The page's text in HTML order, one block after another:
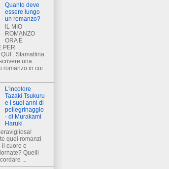
Quanto deve
essere lungo
un romanzo?
IL MIO
ROMANZO
ORA È
PER
. Stamattina
una
romanzo in cui
L'incolore
Tazaki Tsukuru
e i suoi anni di
pellegrinaggio
- di Murakami
Haruki
quei romanzi
il cuore e
Quelli
...